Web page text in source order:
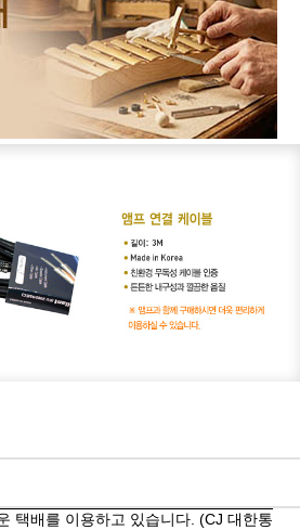
택배를 이용하고 있습니다. (CJ 대한통